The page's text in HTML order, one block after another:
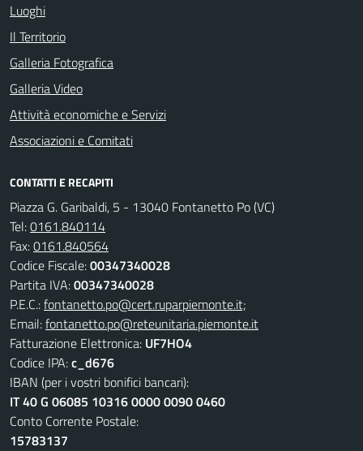
Luoghi
Il Territorio
Galleria Fotografica
Galleria Video
Attività economiche e Servizi
Associazioni e Comitati
CONTATTI E RECAPITI
Piazza G. Garibaldi, 5 - 13040 Fontanetto Po (VC)
Tel:0161.840114
Fax:0161.840564
Codice Fiscale:00347340028
Partita IVA:00347340028
P.E.C.:fontanetto.po@cert.ruparpiemonte.it;
Email:fontanetto.po@reteunitaria.piemonte.it
Fatturazione Elettronica: UF7HO4
Codice IPA:c_d676
IBAN (per i vostri bonifici bancari):
IT 40 G 06085 10316 0000 0090 0460
Conto Corrente Postale:
15783137